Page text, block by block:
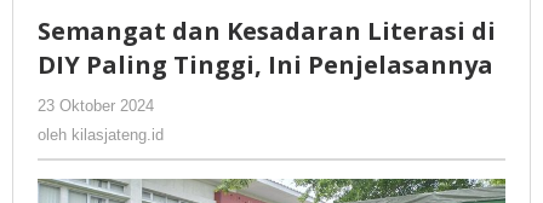
Literasi
di
Ini
Penjelasannya
Semangat dan Kesadaran Literasi di
DIY Paling Tinggi, Ini Penjelasannya
23 Oktober 2024
oleh kilasjateng.id